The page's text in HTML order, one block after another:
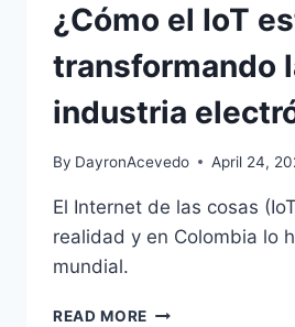
¿Cómo el IoT
transformando
industria
By DayronAcevedo April 24,
El Internet de las cosas
realidad y en Colombia lo
mundial.
READ MORE